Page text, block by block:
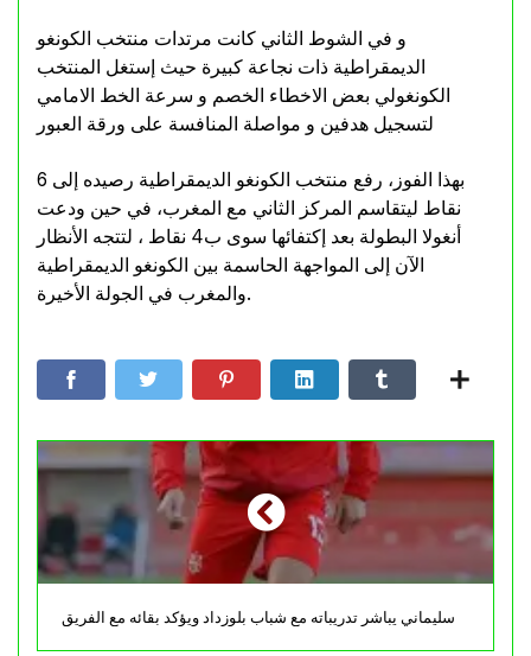
و في الشوط الثاني كانت مرتدات منتخب الكونغو
الديمقراطية ذات نجاعة كبيرة حيث إستغل المنتخب
الكونغولي بعض الاخطاء الخصم و سرعة الخط الامامي
لتسجيل هدفين و مواصلة المنافسة على ورقة العبور
بهذا الفوز، رفع منتخب الكونغو الديمقراطية رصيده إلى 6
نقاط ليتقاسم المركز الثاني مع المغرب، في حين ودعت
أنغولا البطولة بعد إكتفائها سوى ب4 نقاط ، لتتجه الأنظار
الآن إلى المواجهة الحاسمة بين الكونغو الديمقراطية
والمغرب في الجولة الأخيرة.
سليماني يباشر تدريباته مع شباب بلوزداد ويؤكد بقائه مع الفريق